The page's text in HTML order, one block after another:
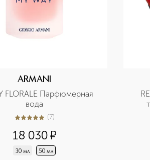
ARMANI
FLORALE Парфюмерная
вода
5из 57 (7)
18 030¤
30 мл 50 мл